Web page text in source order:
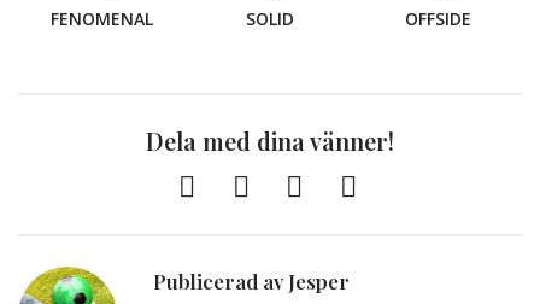
FENOMENAL SOLID OFFSIDE
Dela med dina vänner!
FacebookTwitter
Kopiera
till
Publicerad av Jesper